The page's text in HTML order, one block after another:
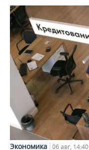
Экономика 06 авг, 14:40